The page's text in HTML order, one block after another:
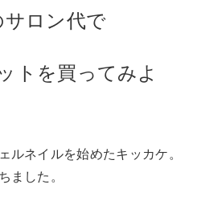
サロン代で
トを買ってみよ
ルネイルを始めたキッカケ。
ました。